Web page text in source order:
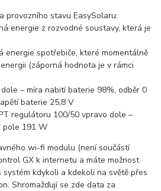
provozního stavu EasySolaru:
energie z rozvodné soustavy, která je
energie spotřebiče, které momentálně
(záporná hodnota je v rámci
– míra nabití baterie 98%, odběr 0
baterie 25,8 V
regulátoru 100/50 vpravo dole –
pole 191 W
wi-fi modulu (není součástí
GX k internetu a máte možnost
kdykoli a kdekoli na světě přes
Shromažďují se zde data za